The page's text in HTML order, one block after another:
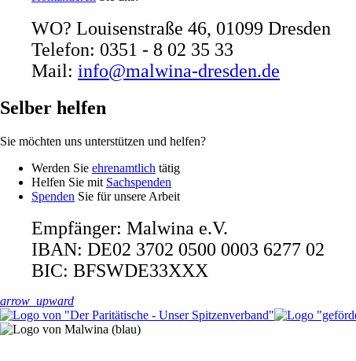
WO? Louisenstraße 46, 01099 Dresden
Telefon: 0351 - 8 02 35 33
Mail: info@malwina-dresden.de
Selber helfen
Sie möchten uns unterstützen und helfen?
Werden Sie ehrenamtlich tätig
Helfen Sie mit Sachspenden
Spenden Sie für unsere Arbeit
Empfänger: Malwina e.V.
IBAN: DE02 3702 0500 0003 6277 02
BIC: BFSWDE33XXX
arrow_upward